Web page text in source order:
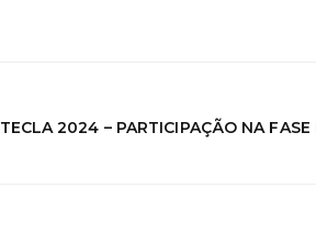
TECLA 2024 – PARTICIPAÇÃO NA FASE